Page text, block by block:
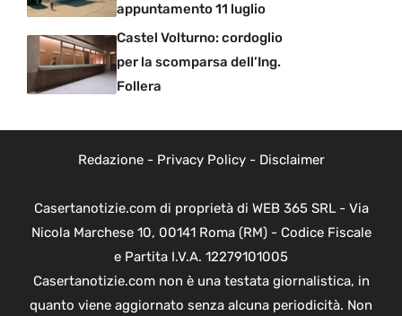
appuntamento 11 luglio
Castel Volturno: cordoglio
per la scomparsa dell’Ing.
Follera
Redazione- Privacy Policy- Disclaimer
Casertanotizie.com di proprietà di WEB 365 SRL - Via
Nicola Marchese 10, 00141 Roma (RM) - Codice Fiscale
e Partita I.V.A. 12279101005
Casertanotizie.com non è una testata giornalistica, in
quanto viene aggiornato senza alcuna periodicità. Non